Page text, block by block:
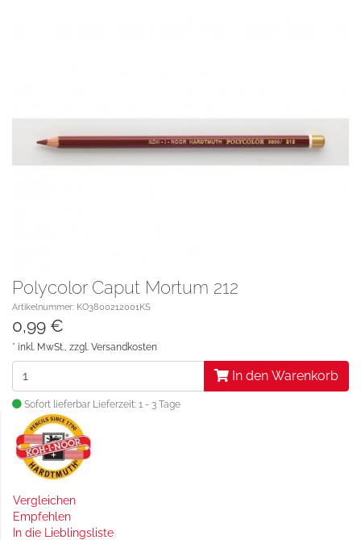
Polycolor Caput Mortum 212
Artikelnummer: KO3800212001KS
0,99 €
* inkl. MwSt., zzgl. Versandkosten
In den Warenkorb
Sofort lieferbar Lieferzeit: 1 - 3 Tage
Vergleichen
Empfehlen
In die Lieblingsliste